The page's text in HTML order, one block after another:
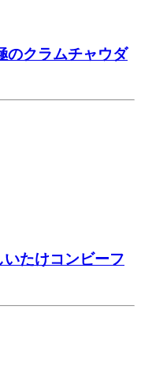
のクラムチャウダ
たけコンビーフ